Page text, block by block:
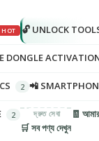
🔓 UNLOCK
DONGLE
📲
🛒 সব পণ্য দেখুন
🧾